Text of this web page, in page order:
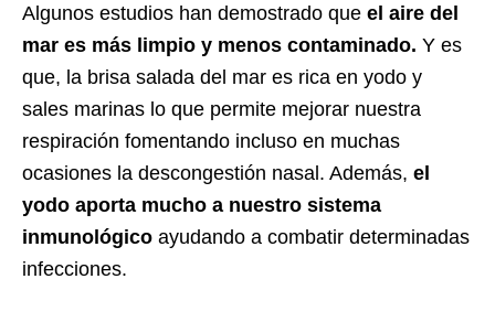
Algunos estudios han demostrado que el aire del
mar es más limpio y menos contaminado. Y es
que, la brisa salada del mar es rica en yodo y
sales marinas lo que permite mejorar nuestra
respiración fomentando incluso en muchas
ocasiones la descongestión nasal. Además, el
yodo aporta mucho a nuestro sistema
inmunológico ayudando a combatir determinadas
infecciones.